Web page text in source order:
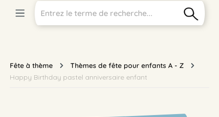
Fête à thème
Thèmes de fête pour enfants A - Z
Happy Birthday pastel anniversaire enfant